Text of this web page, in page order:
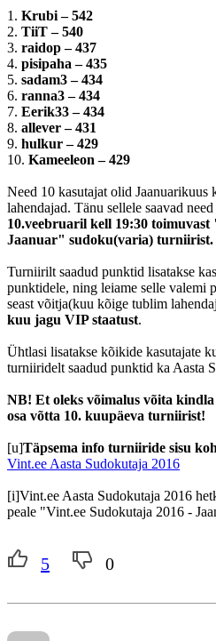
1. Krubi – 542
2. TiiT – 540
3. raidop – 437
4. pisipaha – 435
5. sadam3 – 434
6. ranna3 – 434
7. Eerik33 – 434
8. allever – 431
9. hulkur – 429
10. Kameeleon – 429
Need 10 kasutajat olid Jaanuarikuus
lahendajad. Tänu sellele saavad
10.veebruaril kell 19:30
Jaanuar" sudoku(varia) turniirist.
Turniirilt saadud punktid lisatakse
punktidele, ning leiame selle valemi
seast võitja(kuu kõige tublim
kuu jagu VIP staatust.
Ühtlasi lisatakse kõikide kasutajate
turniiridelt saadud punktid ka Aasta
NB! Et oleks võimalus võita
osa võtta 10. kuupäeva turniirist!
[u]Täpsema info turniiride sisu
Vint.ee Aasta Sudokutaja 2016
[i]Vint.ee Aasta Sudokutaja 2016
peale "Vint.ee Sudokutaja 2016 -
5 0